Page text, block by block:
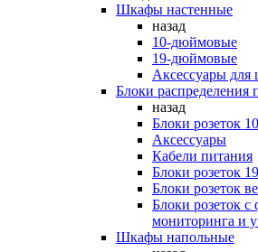
Шкафы настенные
назад
10-дюймовые
19-дюймовые
Аксессуары для
Блоки распределения
назад
Блоки розеток
Аксессуары
Кабели питания
Блоки розеток
Блоки розеток
Блоки розеток
мониторинга и
Шкафы напольные